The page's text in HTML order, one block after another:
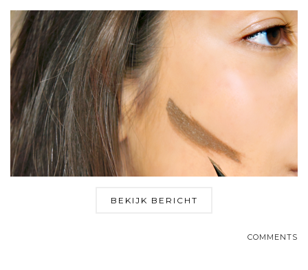
BEKIJK BERICHT
COMMENTS